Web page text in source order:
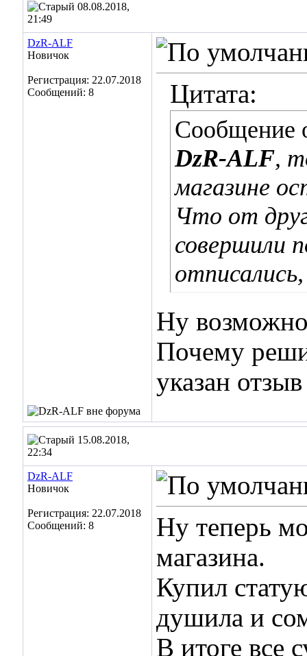
08.08.2018,
21:49
DzR-ALF
Новичок
Регистрация: 22.07.2018
Сообщений: 8
Цитата:
Сообщение
DzR-ALF,
магазине
Что от
совершили
Ну возможно
Почему
указан
15.08.2018,
22:34
DzR-ALF
Новичок
Регистрация: 22.07.2018
Сообщений: 8
Ну теперь
магазина.
Купил
душила и
В итоге все